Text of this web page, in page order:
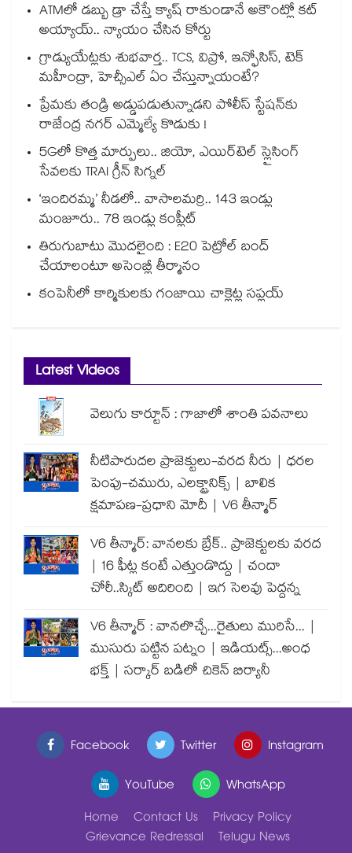
ATMలో డబ్బు డ్రా చేస్తే క్యాష్ రాకుండానే అకౌంట్లో కట్
అయ్యాయ్.. న్యాయం చేసిన కోర్టు
గ్రాడ్యుయేట్లకు శుభవార్త.. TCS, విప్రో, ఇన్ఫోసిస్, టెక్
మహీంద్రా, హెచ్సీఎల్ ఏం చేస్తున్నాయంటే?
ప్రేమకు తండ్రి అడ్డుపడుతున్నాడని పోలీస్ స్టేషన్⁪కు
రాజేంద్ర నగర్ ఎమ్మెల్యే కొడుకు !
5Gలో కొత్త మార్పులు.. జియో, ఎయిర్‌టెల్ స్లైసింగ్
సేవలకు TRAI గ్రీన్ సిగ్నల్
‘ఇందిరమ్మ’ నీడలో.. వాసాలమర్రి.. 143 ఇండ్లు
మంజూరు.. 78 ఇండ్లు కంప్లీట్
తిరుగుబాటు మొదలైంది : E20 పెట్రోల్ బంద్
చేయాలంటూ అసెంబ్లీ తీర్మానం
కంపెనీలో కార్మికులకు గంజాయి చాక్లెట్ల సప్లయ్
Latest Videos
వెలుగు కార్టూన్ : గాజాలో శాంతి పవనాలు
నీటిపారుదల ప్రాజెక్టులు-వరద నీరు | ధరల
పెంపు-చమురు, ఎలక్ట్రానిక్స్ | బాలిక
క్షమాపణ-ప్రధాని మోదీ | V6 తీన్మార్
V6 తీన్మార్: వానలకు బ్రేక్.. ప్రాజెక్టులకు వరద
| 16 ఫీట్ల కంటే ఎత్తుండొద్దు | చందా
చోరీ..స్కిట్ అదిరింది | ఇగ సెలవు పెద్దన్న
V6 తీన్మార్ : వానలొచ్చే...రైతులు మురిసే... |
ముసురు పట్టిన పట్నం | ఇడియట్స్...అంధ
భక్త్ | సర్కార్ బడిలో చికెన్ బిర్యానీ
Facebook Twitter
Instagram
YouTube
WhatsApp
Home
Contact Us
Privacy Policy
Grievance Redressal
Telugu News